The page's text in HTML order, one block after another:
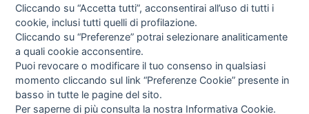
Cliccando su “Accetta tutti”, acconsentirai all’uso di tutti i
cookie, inclusi tutti quelli di profilazione.
Cliccando su “Preferenze” potrai selezionare analiticamente
a quali cookie acconsentire.
Puoi revocare o modificare il tuo consenso in qualsiasi
momento cliccando sul link “Preferenze Cookie” presente in
basso in tutte le pagine del sito.
Per saperne di più consulta la nostra Informativa Cookie.